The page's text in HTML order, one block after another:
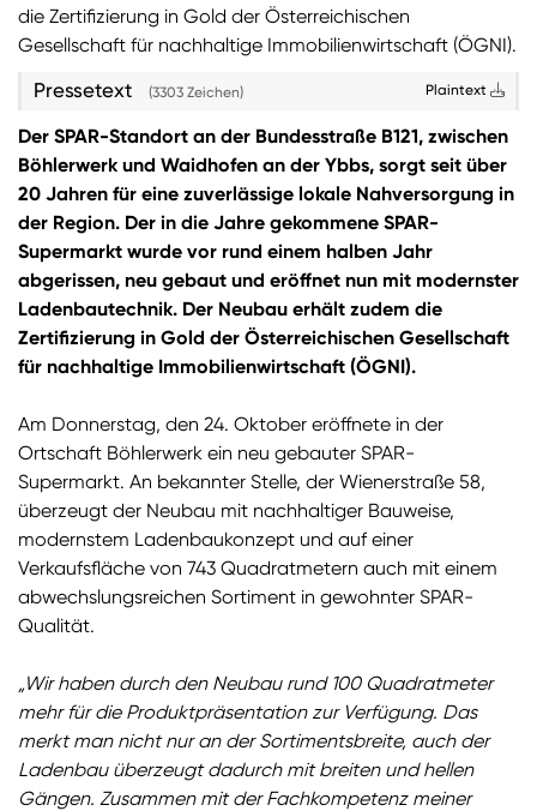
die Zertifizierung in Gold der Österreichischen
Gesellschaft für nachhaltige Immobilienwirtschaft (ÖGNI).
Pressetext (3303 Zeichen) Plaintext
Der SPAR-Standort an der Bundesstraße B121, zwischen
Böhlerwerk und Waidhofen an der Ybbs, sorgt seit über
20 Jahren für eine zuverlässige lokale Nahversorgung in
der Region. Der in die Jahre gekommene SPAR-
Supermarkt wurde vor rund einem halben Jahr
abgerissen, neu gebaut und eröffnet nun mit modernster
Ladenbautechnik. Der Neubau erhält zudem die
Zertifizierung in Gold der Österreichischen Gesellschaft
für nachhaltige Immobilienwirtschaft (ÖGNI).
Am Donnerstag, den 24. Oktober eröffnete in der
Ortschaft Böhlerwerk ein neu gebauter SPAR-
Supermarkt. An bekannter Stelle, der Wienerstraße 58,
überzeugt der Neubau mit nachhaltiger Bauweise,
modernstem Ladenbaukonzept und auf einer
Verkaufsfläche von 743 Quadratmetern auch mit einem
abwechslungsreichen Sortiment in gewohnter SPAR-
Qualität.
„Wir haben durch den Neubau rund 100 Quadratmeter
mehr für die Produktpräsentation zur Verfügung. Das
merkt man nicht nur an der Sortimentsbreite, auch der
Ladenbau überzeugt dadurch mit breiten und hellen
Gängen. Zusammen mit der Fachkompetenz meiner